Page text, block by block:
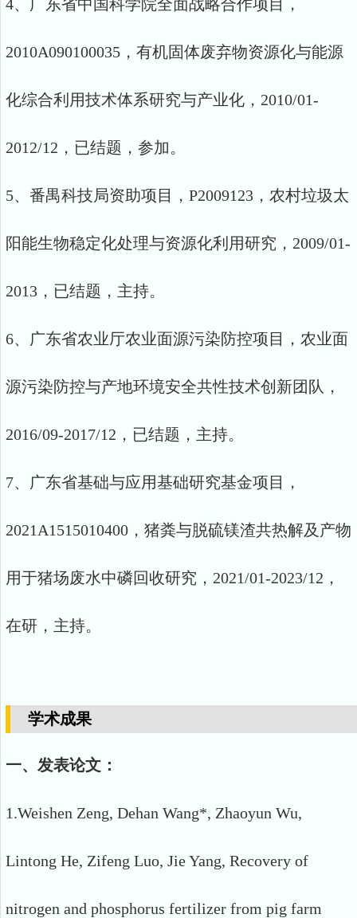
4、广东省中国科学院全面战略合作项目，
2010A090100035，有机固体废弃物资源化与能源
化综合利用技术体系研究与产业化，2010/01-
2012/12，已结题，参加。
5、番禺科技局资助项目，P2009123，农村垃圾太
阳能生物稳定化处理与资源化利用研究，2009/01-
2013，已结题，主持。
6、广东省农业厅农业面源污染防控项目，农业面
源污染防控与产地环境安全共性技术创新团队，
2016/09-2017/12，已结题，主持。
7、广东省基础与应用基础研究基金项目，
2021A1515010400，猪粪与脱硫镁渣共热解及产物
用于猪场废水中磷回收研究，2021/01-2023/12，
在研，主持。
学术成果
一、发表论文：
1.Weishen Zeng, Dehan Wang*, Zhaoyun Wu,
Lintong He, Zifeng Luo, Jie Yang, Recovery of
nitrogen and phosphorus fertilizer from pig farm